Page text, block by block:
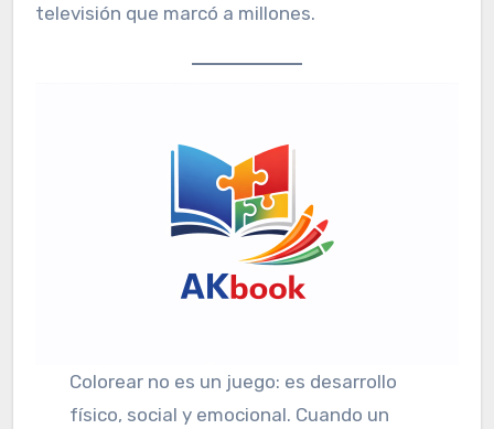
televisión que marcó a millones.
Colorear no es un juego: es desarrollo
físico, social y emocional. Cuando un